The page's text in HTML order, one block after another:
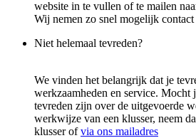
website in te vullen of te mailen
Wij nemen zo snel mogelijk contact
Niet helemaal tevreden?
We vinden het belangrijk dat je
werkzaamheden en service. Mocht
tevreden zijn over de uitgevoerde
werkwijze van een klusser, neem
klusser ofvia ons mailadres